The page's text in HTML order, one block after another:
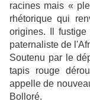
racines mais «
rhétorique qui
origines. Il
paternaliste de
Soutenu par le
tapis rouge
appelle de
Bolloré.